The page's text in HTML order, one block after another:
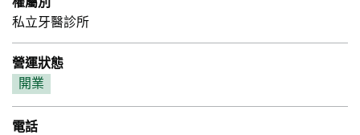
私立牙醫診所
營運狀態
開業
電話